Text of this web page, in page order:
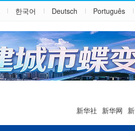
한국어 Deutsch Português
新华社 新华网